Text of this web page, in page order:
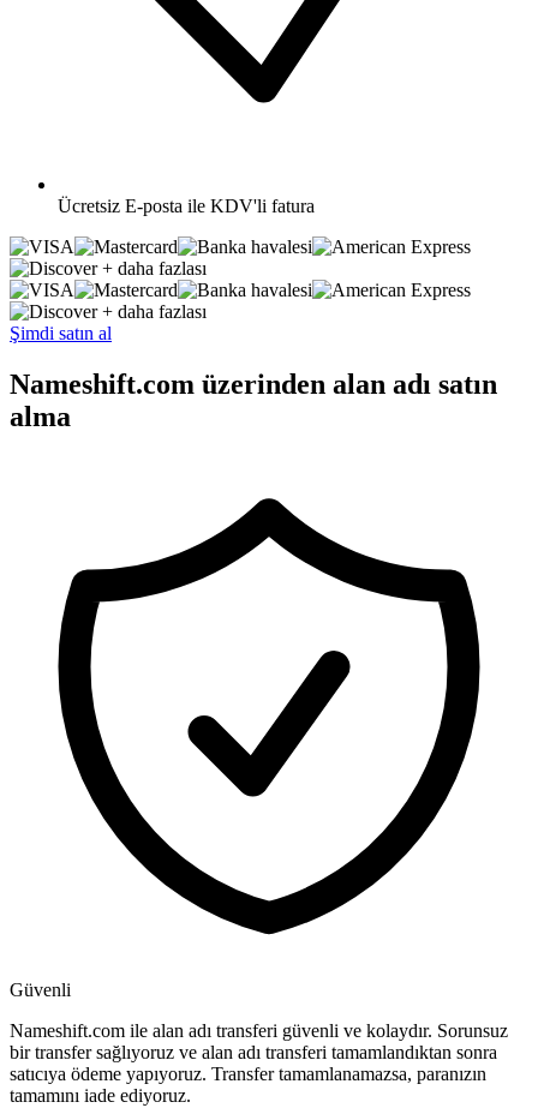
Ücretsiz E-posta ile KDV'li fatura
+ daha fazlası
+ daha fazlası
Şimdi satın al
Nameshift.com üzerinden alan adı satın
alma
Güvenli
Nameshift.com ile alan adı transferi güvenli ve kolaydır. Sorunsuz
bir transfer sağlıyoruz ve alan adı transferi tamamlandıktan sonra
satıcıya ödeme yapıyoruz. Transfer tamamlanamazsa, paranızın
tamamını iade ediyoruz.